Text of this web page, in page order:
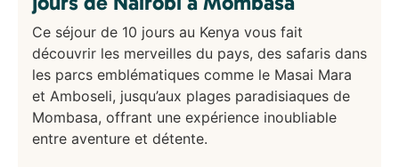
Ce séjour de 10 jours au Kenya vous fait
découvrir les merveilles du pays, des safaris dans
les parcs emblématiques comme le Masai Mara
et Amboseli, jusqu’aux plages paradisiaques de
Mombasa, offrant une expérience inoubliable
entre aventure et détente.